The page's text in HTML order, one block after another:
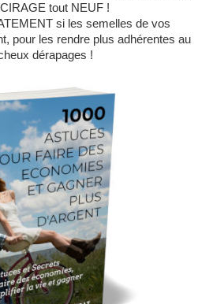
tout NEUF !
si les semelles de vos
pour les rendre plus adhérentes au
dérapages !